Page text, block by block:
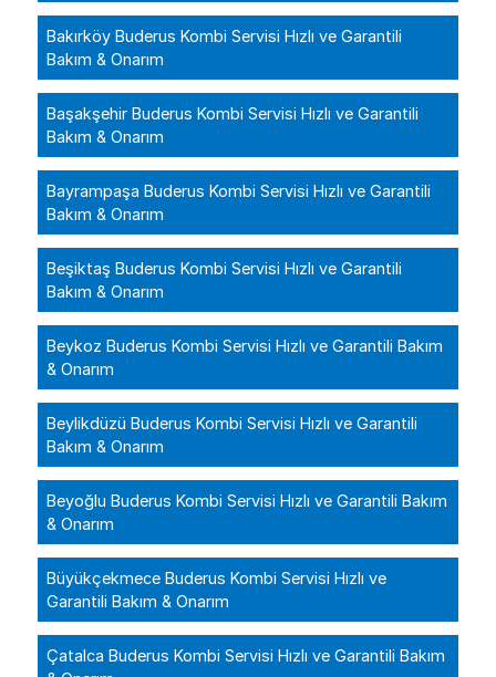
Bakırköy Buderus Kombi Servisi Hızlı ve Garantili
Bakım & Onarım
Başakşehir Buderus Kombi Servisi Hızlı ve Garantili
Bakım & Onarım
Bayrampaşa Buderus Kombi Servisi Hızlı ve Garantili
Bakım & Onarım
Beşiktaş Buderus Kombi Servisi Hızlı ve Garantili
Bakım & Onarım
Beykoz Buderus Kombi Servisi Hızlı ve Garantili Bakım
& Onarım
Beylikdüzü Buderus Kombi Servisi Hızlı ve Garantili
Bakım & Onarım
Beyoğlu Buderus Kombi Servisi Hızlı ve Garantili Bakım
& Onarım
Büyükçekmece Buderus Kombi Servisi Hızlı ve
Garantili Bakım & Onarım
Çatalca Buderus Kombi Servisi Hızlı ve Garantili Bakım